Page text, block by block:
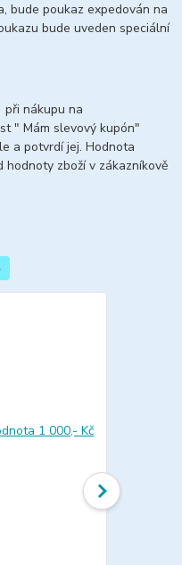
bude poukaz expedován na
bude uveden speciální
nákupu na
" Mám slevový kupón"
a potvrdí jej. Hodnota
zboží v zákazníkově